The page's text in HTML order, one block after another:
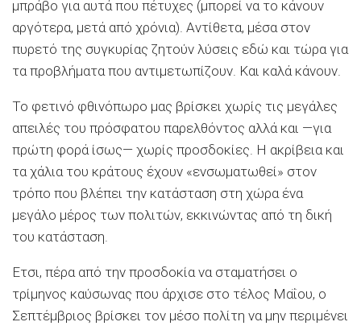
μπράβο για αυτά που πέτυχες (μπορεί να το κάνουν
αργότερα, μετά από χρόνια). Αντίθετα, μέσα στον
πυρετό της συγκυρίας ζητούν λύσεις εδώ και τώρα για
τα προβλήματα που αντιμετωπίζουν. Και καλά κάνουν.
Το φετινό φθινόπωρο μας βρίσκει χωρίς τις μεγάλες
απειλές του πρόσφατου παρελθόντος αλλά και —για
πρώτη φορά ίσως— χωρίς προσδοκίες. Η ακρίβεια και
τα χάλια του κράτους έχουν «ενσωματωθεί» στον
τρόπο που βλέπει την κατάσταση στη χώρα ένα
μεγάλο μέρος των πολιτών, εκκινώντας από τη δική
του κατάσταση.
Ετσι, πέρα από την προσδοκία να σταματήσει ο
τρίμηνος καύσωνας που άρχισε στο τέλος Μαΐου, ο
Σεπτέμβριος βρίσκει τον μέσο πολίτη να μην περιμένει